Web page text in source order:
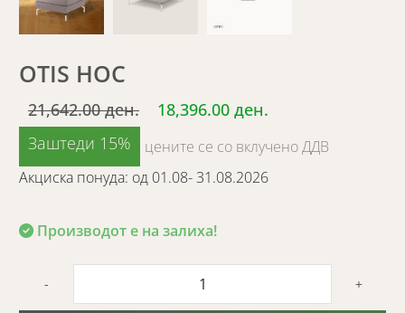
OTIS HOC
21,642.00 ден.
18,396.00 ден.
Заштеди 15%
цените се со вклучено ДДВ
Акциска понуда: од 01.08- 31.08.2026
Производот е на залиха!
- +